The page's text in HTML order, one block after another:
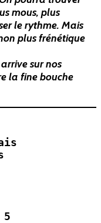
mous, plus
le rythme. Mais
plus frénétique
sur nos
la fine bouche
5